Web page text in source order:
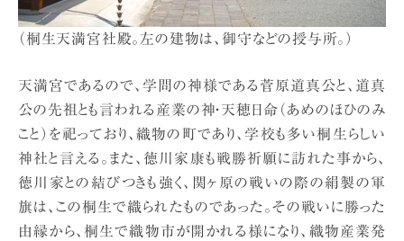
（桐生天満宮社殿。左の建物は、御守などの授与所。）
天満宮であるので、学問の神様である菅原道真公と、道真
公の先祖とも言われる産業の神・天穂日命（あめのほひのみ
こと）を祀っており、織物の町であり、学校も多い桐生らしい
神社と言える。また、徳川家康も戦勝祈願に訪れた事から、
徳川家との結びつきも強く、関ヶ原の戦いの際の絹製の軍
旗は、この桐生で織られたものであった。その戦いに勝った
由縁から、桐生で織物市が開かれる様になり、織物産業発